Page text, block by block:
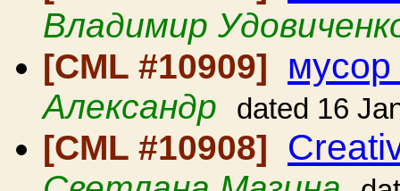
Владимир
[CML #10909]
Александр dated 16
[CML #10908]